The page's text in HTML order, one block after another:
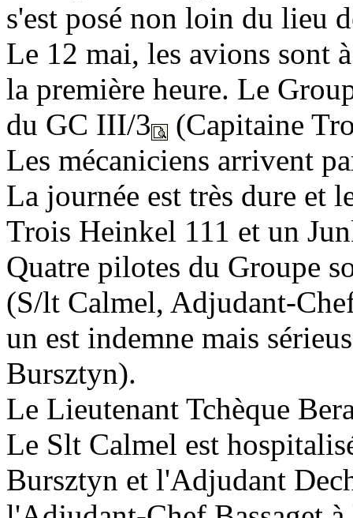
s'est posé non loin du lieu
Le 12 mai, les avions sont
la première heure. Le
du GC III/3
(Capitaine
Les mécaniciens arrivent
La journée est très dure et
Trois Heinkel 111 et un
Quatre pilotes du Groupe
(S/lt Calmel, Adjudant-
un est indemne mais
Bursztyn).
Le Lieutenant Tchèque
Le Slt Calmel est
Bursztyn et l'Adjudant